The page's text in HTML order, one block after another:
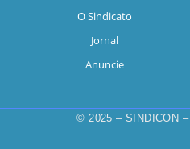
O Sindicato
Jornal
Anuncie
© 2025 – SINDICON